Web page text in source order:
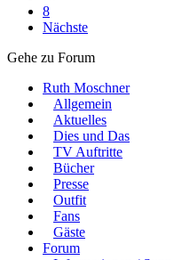
8
Nächste
Gehe zu Forum
Ruth Moschner
Allgemein
Aktuelles
Dies und Das
TV Auftritte
Bücher
Presse
Outfit
Fans
Gäste
Forum